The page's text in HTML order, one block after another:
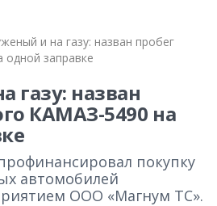
и на газу: назван пробег
заправке
газу: назван
КАМАЗ-5490 на
покупку
автомобилей
ООО «Магнум ТС».